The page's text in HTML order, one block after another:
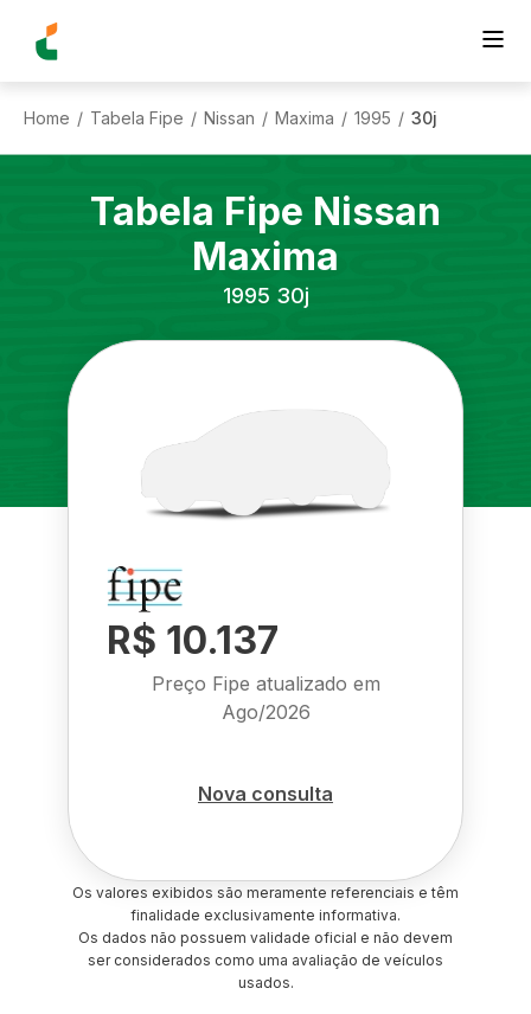
Home / Tabela Fipe / Nissan / Maxima / 1995 / 30j
Tabela Fipe Nissan
Maxima
1995 30j
R$ 10.137
Preço Fipe atualizado em
Ago/2026
Nova consulta
Os valores exibidos são meramente referenciais e têm
finalidade exclusivamente informativa.
Os dados não possuem validade oficial e não devem
ser considerados como uma avaliação de veículos
usados.